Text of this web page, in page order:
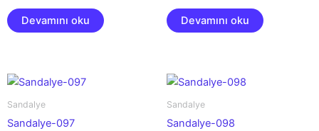
Devamını oku Devamını oku
Sandalye
Sandalye-097
Sandalye
Sandalye-098